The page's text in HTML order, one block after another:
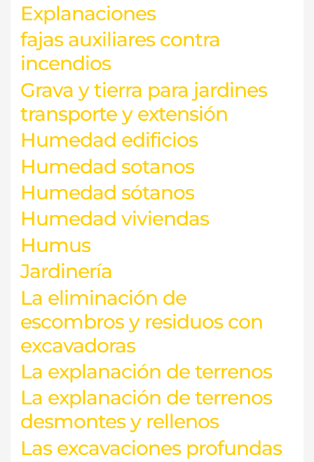
Explanaciones
fajas auxiliares contra
incendios
Grava y tierra para jardines
transporte y extensión
Humedad edificios
Humedad sotanos
Humedad sótanos
Humedad viviendas
Humus
Jardinería
La eliminación de
escombros y residuos con
excavadoras
La explanación de terrenos
La explanación de terrenos
desmontes y rellenos
Las excavaciones profundas